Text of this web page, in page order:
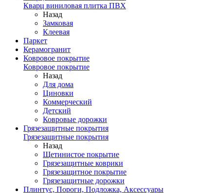
Кварц виниловая плитка ПВХ
Назад
Замковая
Клеевая
Паркет
Керамогранит
Ковровое покрытие
Ковровое покрытие
Назад
Для дома
Циновки
Коммерческий
Детский
Ковровые дорожки
Грязезащитные покрытия
Грязезащитные покрытия
Назад
Щетинистое покрытие
Грязезащитные коврики
Грязезащитное покрытие
Грязезащитные дорожки
Плинтус, Пороги, Подложка, Аксессуары